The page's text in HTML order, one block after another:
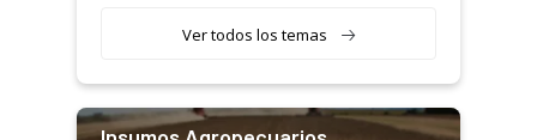
Ver todos los temas